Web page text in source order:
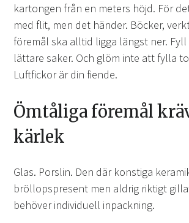
kartongen från en meters höjd. För
med flit, men det händer. Böcker,
föremål ska alltid ligga längst ner. Fyll
lättare saker. Och glöm inte att fylla
Luftfickor är din fiende.
Ömtåliga föremål
kärlek
Glas. Porslin. Den där konstiga
bröllopspresent men aldrig riktigt
behöver individuell inpackning.